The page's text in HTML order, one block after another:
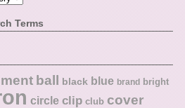
Terms
ball black blue brand bright
circle clip club cover